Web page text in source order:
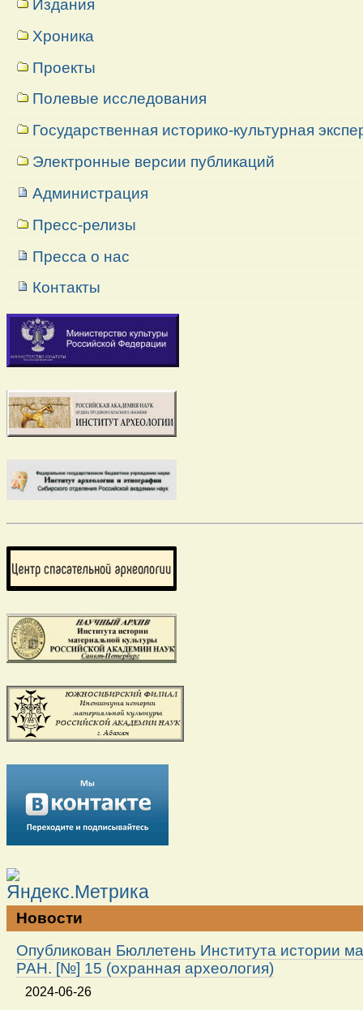
Издания
Хроника
Проекты
Полевые исследования
Государственная историко-культурная
Электронные версии публикаций
Администрация
Пресс-релизы
Пресса о нас
Контакты
Новости
Опубликован Бюллетень Института истории
РАН. [№] 15 (охранная археология)
2024-06-26